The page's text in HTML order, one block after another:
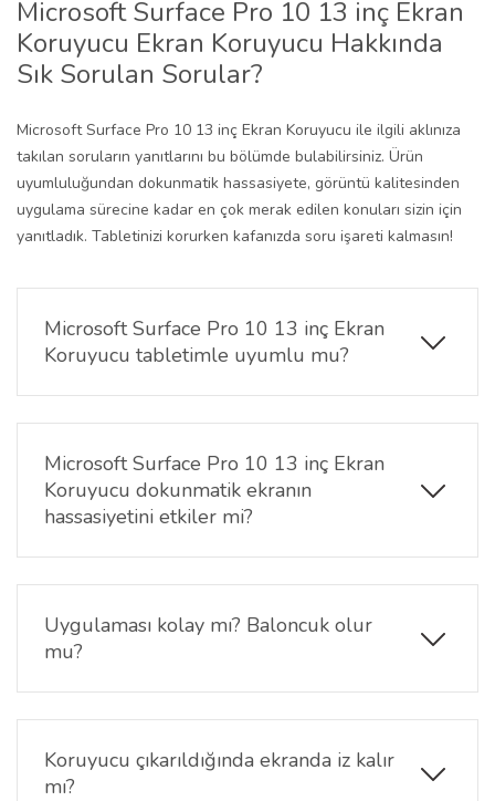
Microsoft Surface Pro 10 13 inç Ekran
Koruyucu Ekran Koruyucu Hakkında
Sık Sorulan Sorular?
Microsoft Surface Pro 10 13 inç Ekran Koruyucu ile ilgili aklınıza
takılan soruların yanıtlarını bu bölümde bulabilirsiniz. Ürün
uyumluluğundan dokunmatik hassasiyete, görüntü kalitesinden
uygulama sürecine kadar en çok merak edilen konuları sizin için
yanıtladık. Tabletinizi korurken kafanızda soru işareti kalmasın!
Microsoft Surface Pro 10 13 inç Ekran
Koruyucu tabletimle uyumlu mu?
Evet, yalnızca Microsoft Surface Pro 10 13 inç Ekran
Koruyucu modeliyle tam uyumludur.
Microsoft Surface Pro 10 13 inç Ekran
Koruyucu dokunmatik ekranın
hassasiyetini etkiler mi?
Hayır, ultra şeffaf yapısı sayesinde dokunmatik
ekran tepkimesi etkilenmez. Menü geçişleri,
kaydırma ve komutlar sorunsuz şekilde çalışmaya
devam eder.
Uygulaması kolay mı? Baloncuk olur
mu?
Evet, uygulaması oldukça basittir. Paket içeriğinde
yer alan temizlik kitini kullanarak ekranı tozdan
arındırdıktan sonra ekran koruyucuyu yerleştirebilir,
özel yapışkan yüzeyi sayesinde baloncuksuz
Koruyucu çıkarıldığında ekranda iz kalır
mı?